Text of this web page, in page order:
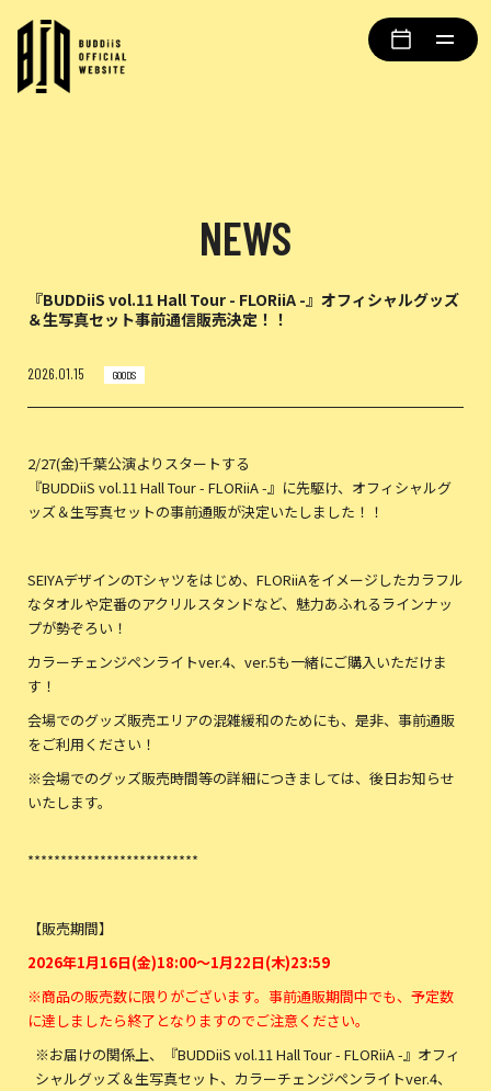
NEWS
『BUDDiiS vol.11 Hall Tour - FLORiiA -』オフィシャルグッズ
＆生写真セット事前通信販売決定！！
2026.01.15 GOODS
2/27(金)千葉公演よりスタートする
『BUDDiiS vol.11 Hall Tour - FLORiiA -』に先駆け、オフィシャルグ
ッズ＆生写真セットの事前通販が決定いたしました！！
SEIYAデザインのTシャツをはじめ、FLORiiAをイメージしたカラフル
なタオルや定番のアクリルスタンドなど、魅力あふれるラインナッ
プが勢ぞろい！
カラーチェンジペンライトver.4、ver.5も一緒にご購入いただけま
す！
会場でのグッズ販売エリアの混雑緩和のためにも、是非、事前通販
をご利用ください！
※会場でのグッズ販売時間等の詳細につきましては、後日お知らせ
いたします。
**************************
【販売期間】
2026年1月16日(金)18:00～1月22日(木)23:59
※商品の販売数に限りがございます。事前通販期間中でも、予定数
に達しましたら終了となりますのでご注意ください。
※お届けの関係上、『BUDDiiS vol.11 Hall Tour - FLORiiA -』オフィ
シャルグッズ＆生写真セット、カラーチェンジペンライトver.4、